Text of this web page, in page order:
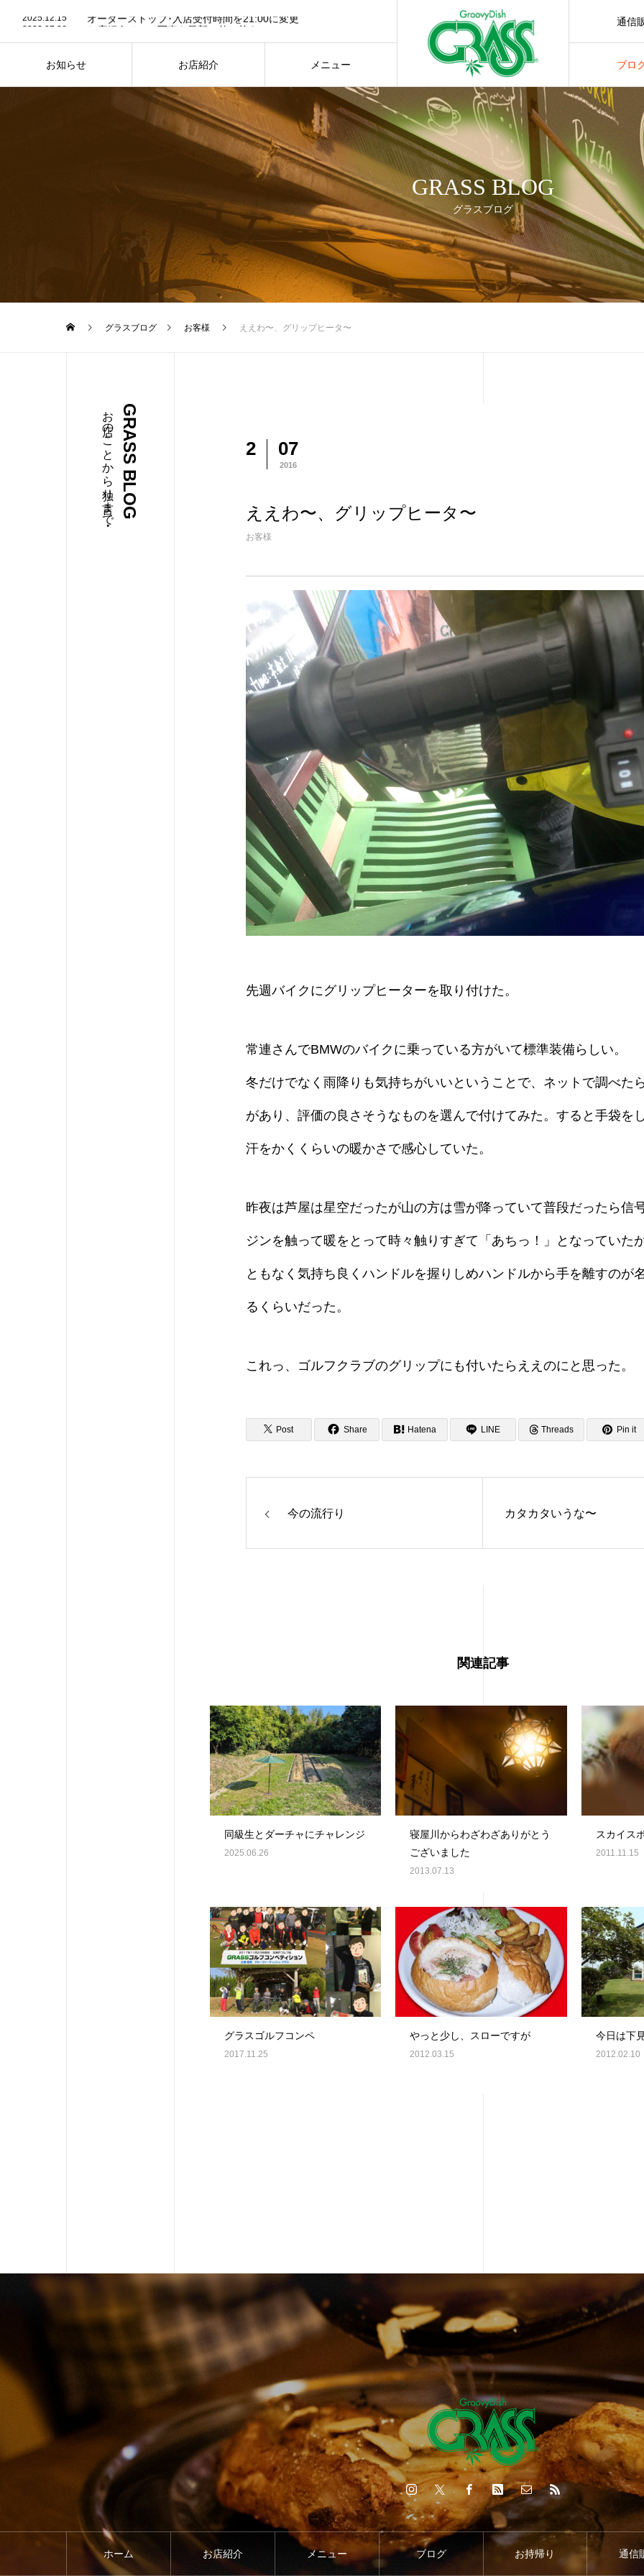
お知らせ お店紹介 メニュー ブロ
2023.07.26 お店紹介ページ写真を最新に差し替え
2025.12.15 オーダーストップ･入店受付時間を21:00に変更
通信
GRASS BLOG
グラスブログ
グラスブログ お客様 ええわ〜、グリップヒータ〜
GRASS BLOG
お店のことから独り言まで・・・ 2 07
2016
ええわ〜、グリップヒータ〜
お客様
先週バイクにグリップヒーターを取り付けた。
常連さんでBMWのバイクに乗っている方がいて標準装備らしい。
冬だけでなく雨降りも気持ちがいいということで、ネットで調べた
があり、評価の良さそうなものを選んで付けてみた。すると手袋を
汗をかくくらいの暖かさで感心していた。
昨夜は芦屋は星空だったが山の方は雪が降っていて普段だったら信
ジンを触って暖をとって時々触りすぎて「あちっ！」となっていた
ともなく気持ち良くハンドルを握りしめハンドルから手を離すのが
るくらいだった。
これっ、ゴルフクラブのグリップにも付いたらええのにと思った。
Post Share Hatena LINE Threads Pin it
今の流行り カタカタいうな〜
関連記事
同級生とダーチャにチャレンジ
2025.06.26
寝屋川からわざわざありがとう
ございました
2013.07.13
スカイス
2011.11.15
グラスゴルフコンペ
2017.11.25
やっと少し、スローですが
2012.03.15
今日は下
2012.02.10
ホーム お店紹介 メニュー ブログ お持帰り 通信